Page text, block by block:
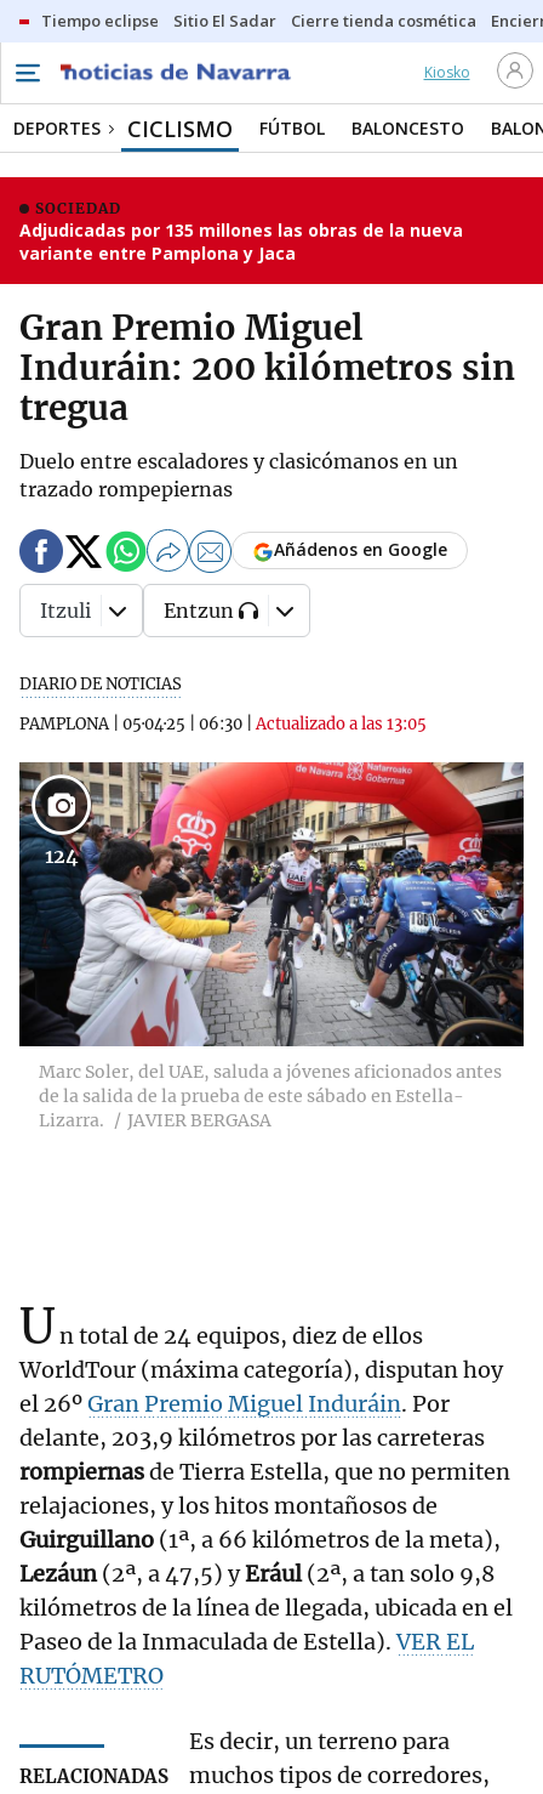
Tiempo eclipse Sitio El Sadar Cierre tienda cosmética
Kiosko
DEPORTES CICLISMO FÚTBOL BALONCESTO
SOCIEDAD
Adjudicadas por 135 millones las obras de la nueva
variante entre Pamplona y Jaca
Gran Premio Miguel
Induráin: 200 kilómetros sin
tregua
Duelo entre escaladores y clasicómanos en un
trazado rompepiernas
DIARIO DE NOTICIAS
PAMPLONA| 05·04·25 06:30 |Actualizado a las 13:05
Añádenos en Google
Itzuli Entzun
124
Marc Soler, del UAE, saluda a jóvenes aficionados antes
de la salida de la prueba de este sábado en Estella-
Lizarra.
JAVIER BERGASA
Un total de 24 equipos, diez de ellos
WorldTour (máxima categoría), disputan hoy
el 26ºGran Premio Miguel Induráin. Por
delante, 203,9 kilómetros por las carreteras
rompiernasde Tierra Estella, que no permiten
relajaciones, y los hitos montañosos de
Guirguillano (1ª, a 66 kilómetros de la meta),
Lezáun(2ª, a 47,5) yErául(2ª, a tan solo 9,8
kilómetros de la línea de llegada, ubicada en el
Paseo de la Inmaculada de Estella).VER EL
RUTÓMETRO
RELACIONADAS
Es decir, un terreno para
muchos tipos de corredores,